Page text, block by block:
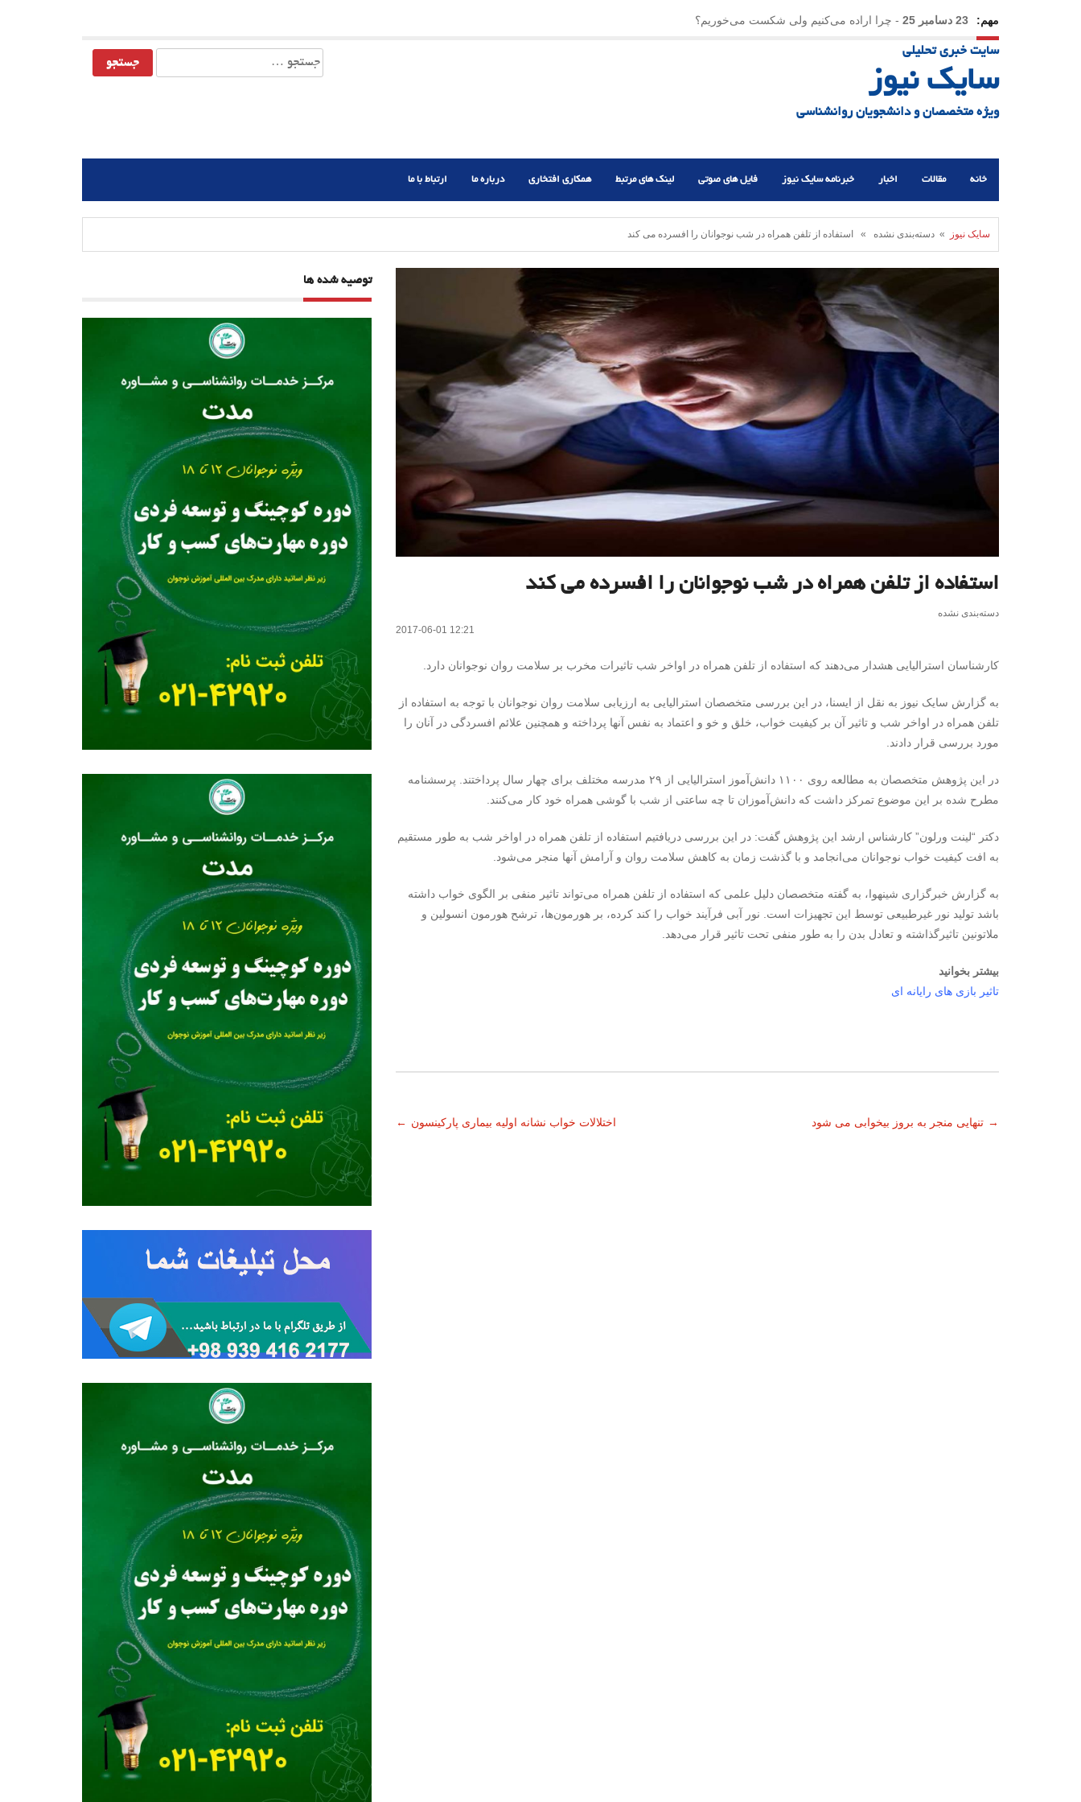
مهم: 23 دسامبر 25 - چرا اراده می‌کنیم ولی شکست می‌خوریم؟
21 دسامبر 25
سایت خبری تحلیلی
سایک نیوز
ویژه متخصصان و دانشجویان روانشناسی
جستجو
برای:
خانه مقالات اخبار خبرنامه سایک نیوز فایل های صوتی لینک های مرتبط همکاری افتخاری درباره ما ارتباط با ما
سایک نیوز » دسته‌بندی نشده » استفاده از تلفن همراه در شب نوجوانان را افسرده می کند
استفاده از تلفن همراه در شب نوجوانان را افسرده می کند
دسته‌بندی نشده
2017-06-01 12:21
کارشناسان استرالیایی هشدار می‌دهند که استفاده از تلفن همراه در اواخر شب تاثیرات مخرب بر سلامت روان نوجوانان دارد.
به گزارش سایک نیوز به نقل از ایسنا، در این بررسی متخصصان استرالیایی به ارزیابی سلامت روان نوجوانان با توجه به استفاده از
تلفن همراه در اواخر شب و تاثیر آن بر کیفیت خواب، خلق و خو و اعتماد به نفس آنها پرداخته و همچنین علائم افسردگی در آنان را
مورد بررسی قرار دادند.
در این پژوهش متخصصان به مطالعه روی ۱۱۰۰ دانش‌آموز استرالیایی از ۲۹ مدرسه مختلف برای چهار سال پرداختند. پرسشنامه
مطرح شده بر این موضوع تمرکز داشت که دانش‌آموزان تا چه ساعتی از شب با گوشی همراه خود کار می‌کنند.
دکتر “لینت ورلون” کارشناس ارشد این پژوهش گفت: در این بررسی دریافتیم استفاده از تلفن همراه در اواخر شب به طور مستقیم
به افت کیفیت خواب نوجوانان می‌انجامد و با گذشت زمان به کاهش سلامت روان و آرامش آنها منجر می‌شود.
به گزارش خبرگزاری شینهوا، به گفته متخصصان دلیل علمی که استفاده از تلفن همراه می‌تواند تاثیر منفی بر الگوی خواب داشته
باشد تولید نور غیرطبیعی توسط این تجهیزات است. نور آبی فرآیند خواب را کند کرده، بر هورمون‌ها، ترشح هورمون انسولین و
ملاتونین تاثیرگذاشته و تعادل بدن را به طور منفی تحت تاثیر قرار می‌دهد.
بیشتر بخوانید
تاثیر بازی های رایانه ای
ناوبری
← اختلالات خواب نشانه اولیه بیماری پارکینسون تنهایی منجر به بروز بیخوابی می شود →
توصیه شده ها